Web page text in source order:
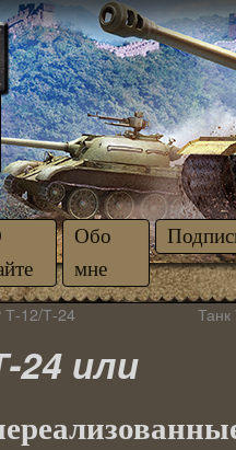
Обо
мне
Т-12/Т-24
24 или